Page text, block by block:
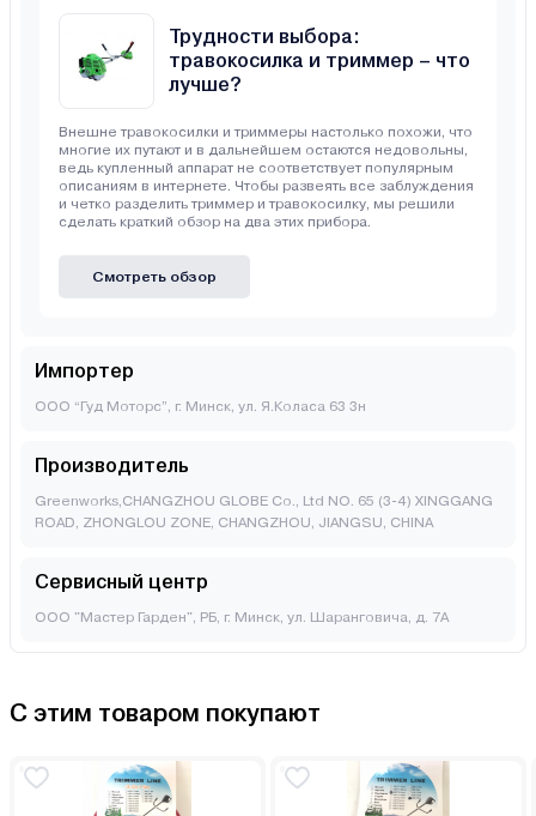
Трудности выбора:
травокосилка и триммер – что
лучше?
Внешне травокосилки и триммеры настолько похожи, что
многие их путают и в дальнейшем остаются недовольны,
ведь купленный аппарат не соответствует популярным
описаниям в интернете. Чтобы развеять все заблуждения
и четко разделить триммер и травокосилку, мы решили
сделать краткий обзор на два этих прибора.
Смотреть обзор
Импортер
ООО “Гуд Моторс”, г. Минск, ул. Я.Коласа 63 3н
Производитель
Greenworks,CHANGZHOU GLOBE Co., Ltd NO. 65 (3-4) XINGGANG
ROAD, ZHONGLOU ZONE, CHANGZHOU, JIANGSU, CHINA
Сервисный центр
ООО "Мастер Гарден", РБ, г. Минск, ул. Шаранговича, д. 7А
С этим товаром покупают